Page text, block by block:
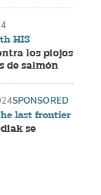
HIS
los piojos
de salmón
last frontier
se
SPONSORED